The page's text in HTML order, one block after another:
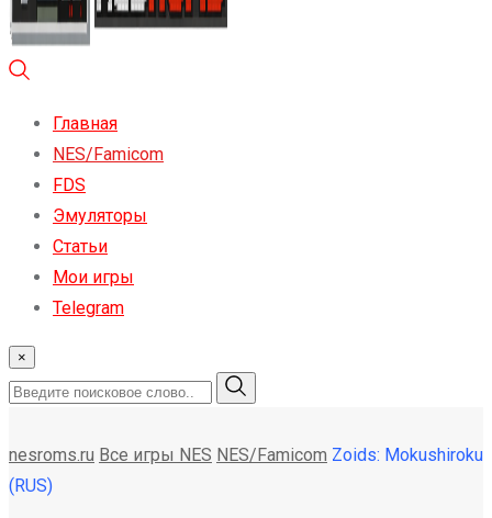
Главная
NES/Famicom
FDS
Эмуляторы
Статьи
Мои игры
Telegram
×
nesroms.ru Все игры NES NES/Famicom Zoids: Mokushiroku
(RUS)